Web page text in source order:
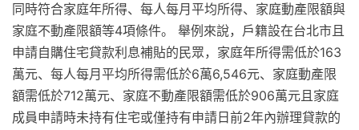
同時符合家庭年所得、每人每月平均所得、家庭動產限額與
家庭不動產限額等4項條件。 舉例來說，戶籍設在台北市且
申請自購住宅貸款利息補貼的民眾，家庭年所得需低於163
萬元、每人每月平均所得需低於6萬6,546元、家庭動產限
額需低於712萬元、家庭不動產限額需低於906萬元且家庭
成員申請時未持有住宅或僅持有申請日前2年內辦理貸款的